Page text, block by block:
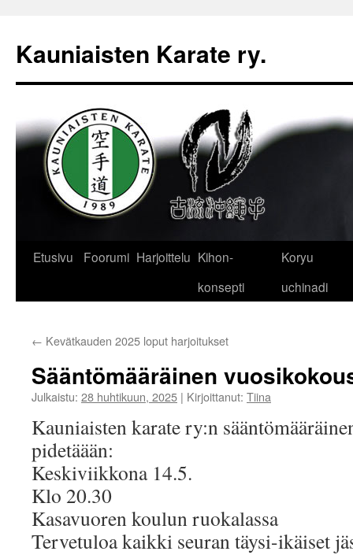
Kauniaisten Karate ry.
Siirry
Etusivu Foorumi Harjoittelu Kihon-
konsepti
Koryu
uchinadi
← Kevätkauden 2025 loput harjoitukset
Sääntömääräinen
Julkaistu: 28 huhtikuun, 2025 | Kirjoittanut: Tiina
Kauniaisten karate ry:n
pidetäään:
Keskiviikkona 14.5.
Klo 20.30
Kasavuoren koulun ruokalassa
Tervetuloa kaikki seuran täysi-ikäiset